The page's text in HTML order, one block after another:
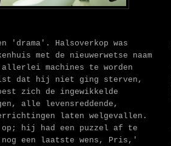
'drama'. Halsoverkop was
met de nieuwerwetse naam
allerlei machines te worden
dat hij niet ging sterven,
zich de ingewikkelde
alle levensreddende,
laten welgevallen.
hij had een puzzel af te
een laatste wens, Pris,'